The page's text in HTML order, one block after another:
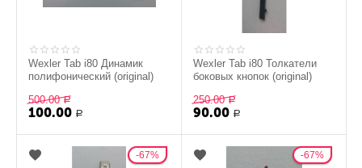
Wexler Tab i80 Динамик
полифонический (original)
500.00 Р
100.00 Р
Wexler Tab i80 Толкатели
боковых кнопок (original)
250.00 Р
90.00 Р
67% 67%